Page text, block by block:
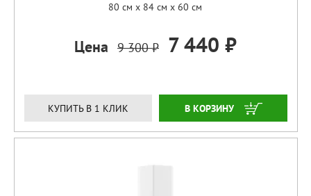
80 см x 84 см x 60 см
Цена 9 300 ₽ 7 440 ₽
КУПИТЬ В 1 КЛИК ЗАКАЗАТЬ